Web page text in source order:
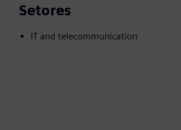
Setores
IT and telecommunication